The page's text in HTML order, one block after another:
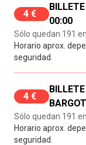
4 €
00:00
Sólo quedan 191
Horario aprox.
seguridad.
4 €
Sólo quedan 191
Horario aprox.
seguridad.